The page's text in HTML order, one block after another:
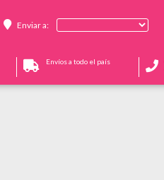
Enviar a:
Envíos a todo el país